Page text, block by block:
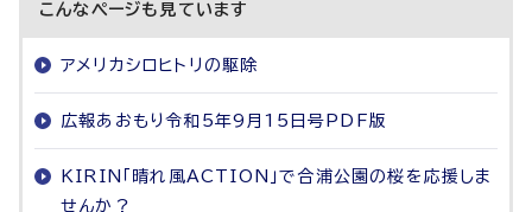
こんなページも見ています
アメリカシロヒトリの駆除
広報あおもり令和5年9月15日号PDF版
KIRIN「晴れ風ACTION」で合浦公園の桜を応援しま
せんか？